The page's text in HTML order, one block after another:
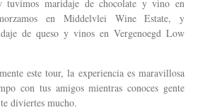
tuvimos maridaje de chocolate y vino en
en Middelvlei Wine Estate, y
de queso y vinos en Vergenoegd Low
este tour, la experiencia es maravillosa
con tus amigos mientras conoces gente
diviertes mucho.